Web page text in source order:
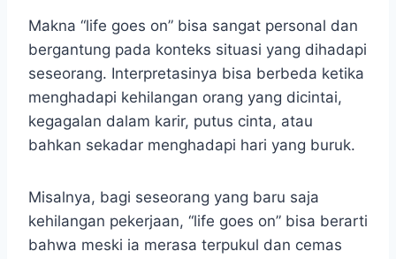
Makna “life goes on” bisa sangat personal dan
bergantung pada konteks situasi yang dihadapi
seseorang. Interpretasinya bisa berbeda ketika
menghadapi kehilangan orang yang dicintai,
kegagalan dalam karir, putus cinta, atau
bahkan sekadar menghadapi hari yang buruk.
Misalnya, bagi seseorang yang baru saja
kehilangan pekerjaan, “life goes on” bisa berarti
bahwa meski ia merasa terpukul dan cemas